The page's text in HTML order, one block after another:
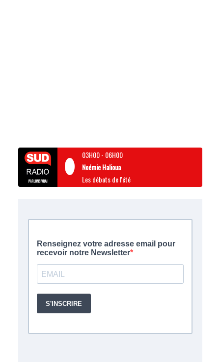
03H00- 06H00
Noémie Halioua
Les débats de l'été